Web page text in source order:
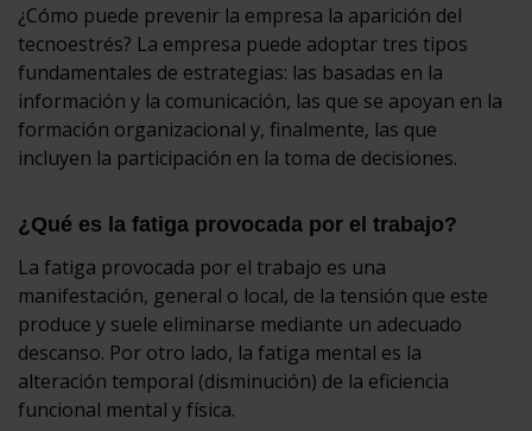
¿Cómo puede prevenir la empresa la aparición del
tecnoestrés? La empresa puede adoptar tres tipos
fundamentales de estrategias: las basadas en la
información y la comunicación, las que se apoyan en la
formación organizacional y, finalmente, las que
incluyen la participación en la toma de decisiones.
¿Qué es la fatiga provocada por el trabajo?
La fatiga provocada por el trabajo es una
manifestación, general o local, de la tensión que este
produce y suele eliminarse mediante un adecuado
descanso. Por otro lado, la fatiga mental es la
alteración temporal (disminución) de la eficiencia
funcional mental y física.